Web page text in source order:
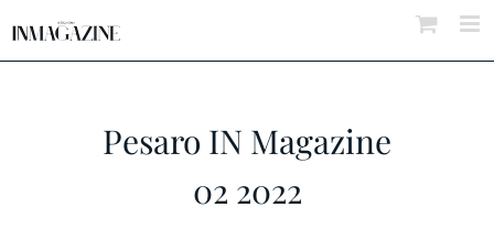
Pesaro IN Magazine
02 2022